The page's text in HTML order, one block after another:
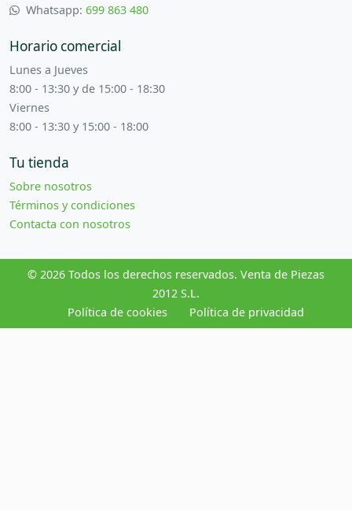
Whatsapp: 699 863 480
Horario comercial
Lunes a Jueves
8:00 - 13:30 y de 15:00 - 18:30
Viernes
8:00 - 13:30 y 15:00 - 18:00
Tu tienda
Sobre nosotros
Términos y condiciones
Contacta con nosotros
© 2026 Todos los derechos reservados. Venta de Piezas
2012 S.L.
Política de cookies
Política de privacidad